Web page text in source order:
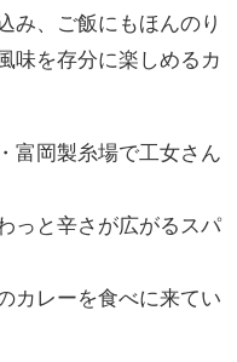
み、ご飯にもほんのり
味を存分に楽しめるカ
富岡製糸場で工女さん
っと辛さが広がるスパ
カレーを食べに来てい